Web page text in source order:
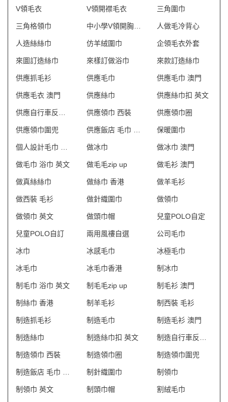
V領毛衣 V領開襟毛衣 三角圍巾
三角格領巾 人做毛冷背心
人造絲絲巾 仿羊絨圍巾 企領毛衣外套
來圖訂造絲巾 來樣訂做浴巾 來款訂造絲巾
供應抓毛衫 供應毛巾 供應毛巾 澳門
供應毛衣 澳門 供應絲巾 供應絲巾扣 英文
供應領巾 西裝 供應領巾圈
供應領巾圍兜 保暖圍巾
做冰巾 做冰巾 澳門
做毛巾 浴巾 英文 做毛毛zip up 做毛衫 澳門
做真絲絲巾 做絲巾 香港 做羊毛衫
做西裝 毛衫 做針織圍巾 做領巾
做領巾 英文 做頭巾帽 兒童POLO自定
兒童POLO自訂 兩用風褸自選 公司毛巾
冰巾 冰感毛巾 冰極毛巾
冰毛巾 冰毛巾香港 制冰巾
制毛巾 浴巾 英文 制毛毛zip up 制毛衫 澳門
制絲巾 香港 制羊毛衫 制西裝 毛衫
制造抓毛衫 制造毛巾 制造毛衫 澳門
制造絲巾 制造絲巾扣 英文
制造領巾 西裝 制造領巾圈 制造領巾圍兜
制針織圍巾 制領巾
制領巾 英文 制頭巾帽 割絨毛巾